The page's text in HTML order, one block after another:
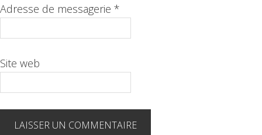
Adresse de messagerie *
Site web